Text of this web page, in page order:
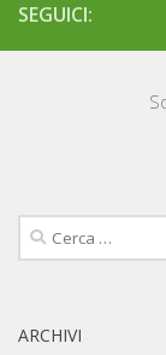
SEGUICI:
Ricerca
per:
ARCHIVI